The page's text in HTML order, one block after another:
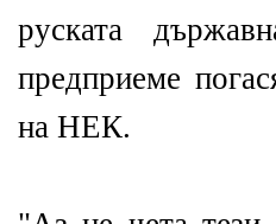
руската
предприеме
на НЕК.